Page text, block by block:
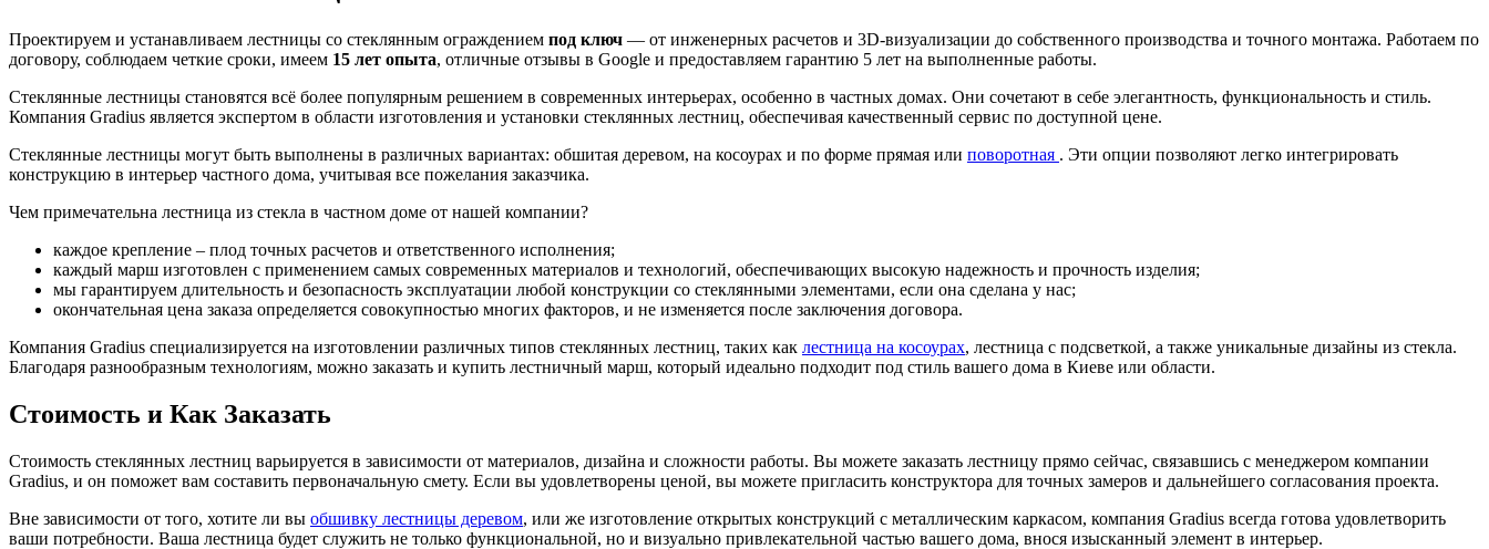
Проектируем и устанавливаем лестницы со стеклянным ограждением под ключ — от инженерных расчетов и 3D-визуализации до собственного производства и точного монтажа. Работаем по
договору, соблюдаем четкие сроки, имеем 15 лет опыта, отличные отзывы в Google и предоставляем гарантию 5 лет на выполненные работы.
Стеклянные лестницы становятся всё более популярным решением в современных интерьерах, особенно в частных домах. Они сочетают в себе элегантность, функциональность и стиль.
Компания Gradius является экспертом в области изготовления и установки стеклянных лестниц, обеспечивая качественный сервис по доступной цене.
Стеклянные лестницы могут быть выполнены в различных вариантах: обшитая деревом, на косоурах и по форме прямая или поворотная . Эти опции позволяют легко интегрировать
конструкцию в интерьер частного дома, учитывая все пожелания заказчика.
Чем примечательна лестница из стекла в частном доме от нашей компании?
каждое крепление – плод точных расчетов и ответственного исполнения;
каждый марш изготовлен с применением самых современных материалов и технологий, обеспечивающих высокую надежность и прочность изделия;
мы гарантируем длительность и безопасность эксплуатации любой конструкции со стеклянными элементами, если она сделана у нас;
окончательная цена заказа определяется совокупностью многих факторов, и не изменяется после заключения договора.
Компания Gradius специализируется на изготовлении различных типов стеклянных лестниц, таких как лестница на косоурах, лестница с подсветкой, а также уникальные дизайны из стекла.
Благодаря разнообразным технологиям, можно заказать и купить лестничный марш, который идеально подходит под стиль вашего дома в Киеве или области.
Стоимость и Как Заказать
Стоимость стеклянных лестниц варьируется в зависимости от материалов, дизайна и сложности работы. Вы можете заказать лестницу прямо сейчас, связавшись с менеджером компании
Gradius, и он поможет вам составить первоначальную смету. Если вы удовлетворены ценой, вы можете пригласить конструктора для точных замеров и дальнейшего согласования проекта.
Вне зависимости от того, хотите ли вы обшивку лестницы деревом, или же изготовление открытых конструкций с металлическим каркасом, компания Gradius всегда готова удовлетворить
ваши потребности. Ваша лестница будет служить не только функциональной, но и визуально привлекательной частью вашего дома, внося изысканный элемент в интерьер.